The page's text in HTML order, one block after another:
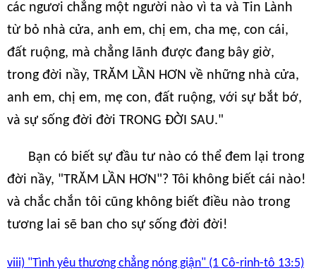
các ngươi chẳng một người nào vì ta và Tin Lành
từ bỏ nhà cửa, anh em, chị em, cha mẹ, con cái,
đất ruộng, mà chẳng lãnh được đang bây giờ,
trong đời nầy, TRĂM LẦN HƠN về những nhà cửa,
anh em, chị em, mẹ con, đất ruộng, với sự bắt bớ,
và sự sống đời đời TRONG ĐỜI SAU."
Bạn có biết sự đầu tư nào có thể đem lại trong
đời nầy, "TRĂM LẦN HƠN"? Tôi không biết cái nào!
và chắc chắn tôi cũng không biết điều nào trong
tương lai sẽ ban cho sự sống đời đời!
viii) "Tình yêu thương chẳng nóng giận" (1 Cô-rinh-tô 13:5)